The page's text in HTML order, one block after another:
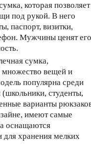
которая позволяет
под рукой. В него
паспорт, визитки,
Мужчины ценят его
сумка,
множество вещей и
популярна среди
студенты,
варианты
имеют самые
оснащаются
хранения мелких